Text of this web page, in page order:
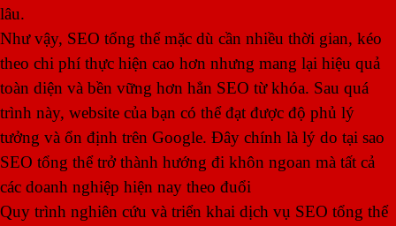
lâu.
Như vậy, SEO tổng thể mặc dù cần nhiều thời gian, kéo
theo chi phí thực hiện cao hơn nhưng mang lại hiệu quả
toàn diện và bền vững hơn hẳn SEO từ khóa. Sau quá
trình này, website của bạn có thể đạt được độ phủ lý
tưởng và ổn định trên Google. Đây chính là lý do tại sao
SEO tổng thể trở thành hướng đi khôn ngoan mà tất cả
các doanh nghiệp hiện nay theo đuổi
Quy trình nghiên cứu và triển khai dịch vụ SEO tổng thể